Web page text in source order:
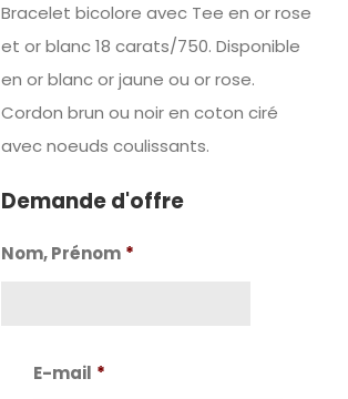
Bracelet bicolore avec Tee en or rose
et or blanc 18 carats/750. Disponible
en or blanc or jaune ou or rose.
Cordon brun ou noir en coton ciré
avec noeuds coulissants.
Demande d'offre
Nom, Prénom *
E-mail *